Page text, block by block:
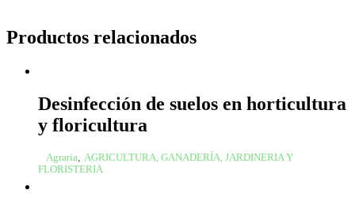
Productos relacionados
Desinfección de suelos en horticultura
y floricultura
Agraria, AGRICULTURA, GANADERÍA, JARDINERIA Y
FLORISTERIA